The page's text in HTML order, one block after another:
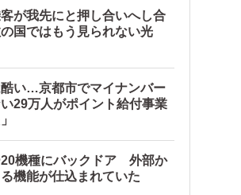
が我先にと押し合いへし合
国ではもう見られない光
い…京都市でマイナンバー
29万人がポイント給付事業
20機種にバックドア 外部か
機能が仕込まれていた